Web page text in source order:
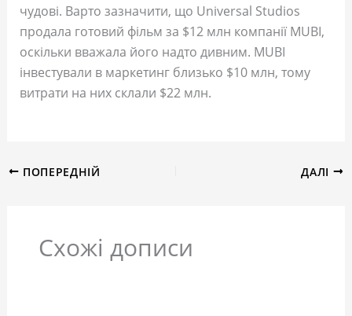
чудові. Варто зазначити, що Universal Studios
продала готовий фільм за $12 млн компанії MUBI,
оскільки вважала його надто дивним. MUBI
інвестували в маркетинг близько $10 млн, тому
витрати на них склали $22 млн.
ПОПЕРЕДНІЙ ДАЛІ
Схожі дописи